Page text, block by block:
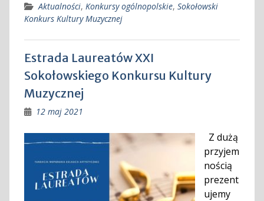
Aktualności, Konkursy ogólnopolskie, Sokołowski
Konkurs Kultury Muzycznej
Estrada Laureatów XXI
Sokołowskiego Konkursu Kultury
Muzycznej
12 maj 2021
Z dużą
przyjem
nością
prezent
ujemy